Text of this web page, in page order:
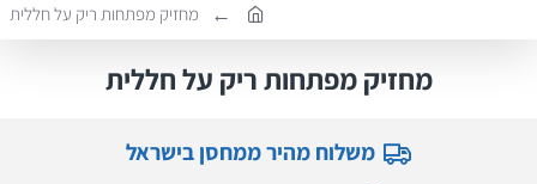
מחזיק מפתחות ריק על חללית
מחזיק מפתחות ריק על חללית
משלוח מהיר ממחסן בישראל